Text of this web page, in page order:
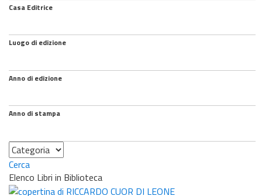
Casa Editrice
Luogo di edizione
Anno di edizione
Anno di stampa
Categoria
Cerca
Elenco Libri in Biblioteca